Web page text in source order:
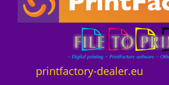
printfactory-dealer.eu